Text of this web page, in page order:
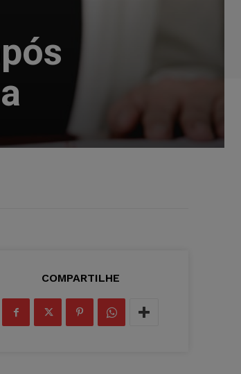
COMPARTILHE